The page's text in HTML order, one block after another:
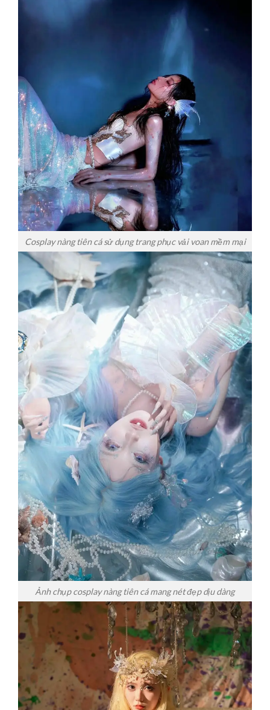
Cosplay nàng tiên cá sử dụng trang phục vải voan mềm mại
Ảnh chụp cosplay nàng tiên cá mang nét đẹp dịu dàng